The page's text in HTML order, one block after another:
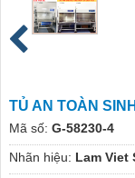
TỦ AN TOÀN
Mã số: G-58230-4
Nhãn hiệu: Lam Viet